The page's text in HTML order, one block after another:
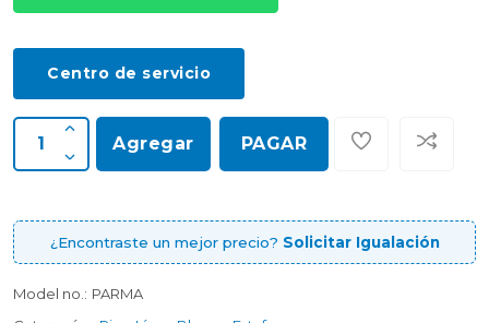
Centro de servicio
Agregar PAGAR
¿Encontraste un mejor precio? Solicitar Igualación
Model no.: PARMA